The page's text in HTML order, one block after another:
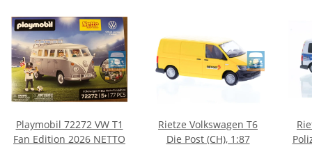
Playmobil 72272 VW T1
Fan Edition 2026 NETTO
Rietze Volkswagen T6
Die Post (CH), 1:87